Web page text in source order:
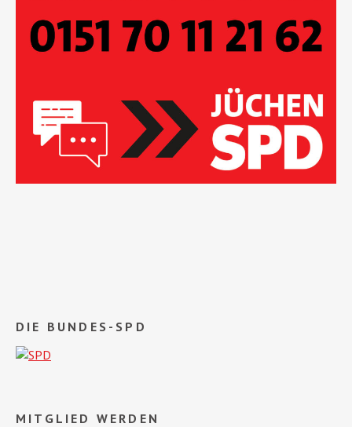
DIE BUNDES-SPD
MITGLIED WERDEN